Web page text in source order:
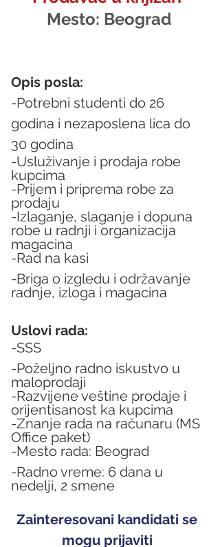
Mesto: Beograd
Opis posla:
-Potrebni studenti do 26
godina i nezaposlena lica do
30 godina
-Usluživanje i prodaja robe
kupcima
-Prijem i priprema robe za
prodaju
-Izlaganje, slaganje i dopuna
robe u radnji i organizacija
magacina
-Rad na kasi
-Briga o izgledu i održavanje
radnje, izloga i magacina
Uslovi rada:
-SSS
-Poželjno radno iskustvo u
maloprodaji
-Razvijene veštine prodaje i
orijentisanost ka kupcima
-Znanje rada na računaru (MS
Office paket)
-Mesto rada: Beograd
-Radno vreme: 6 dana u
nedelji, 2 smene
Zainteresovani kandidati se
mogu prijaviti